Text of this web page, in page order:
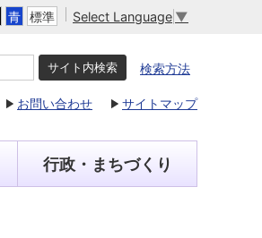
青 標準 Select Language ▼
検索方法
お問い合わせ サイトマップ
行政・まちづくり